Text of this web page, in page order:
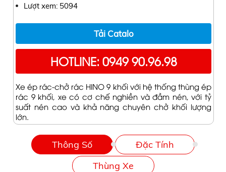
Lượt xem: 5094
Tải Catalo
HOTLINE: 0949 90.96.98
Xe ép rác-chở rác HINO 9 khối với hệ thống thùng ép
rác 9 khối, xe có cơ chế nghiền và đầm nén, với tỷ
suất nén cao và khả năng chuyên chở khối lượng
lớn.
Thông Số
Đặc Tính
Thùng Xe